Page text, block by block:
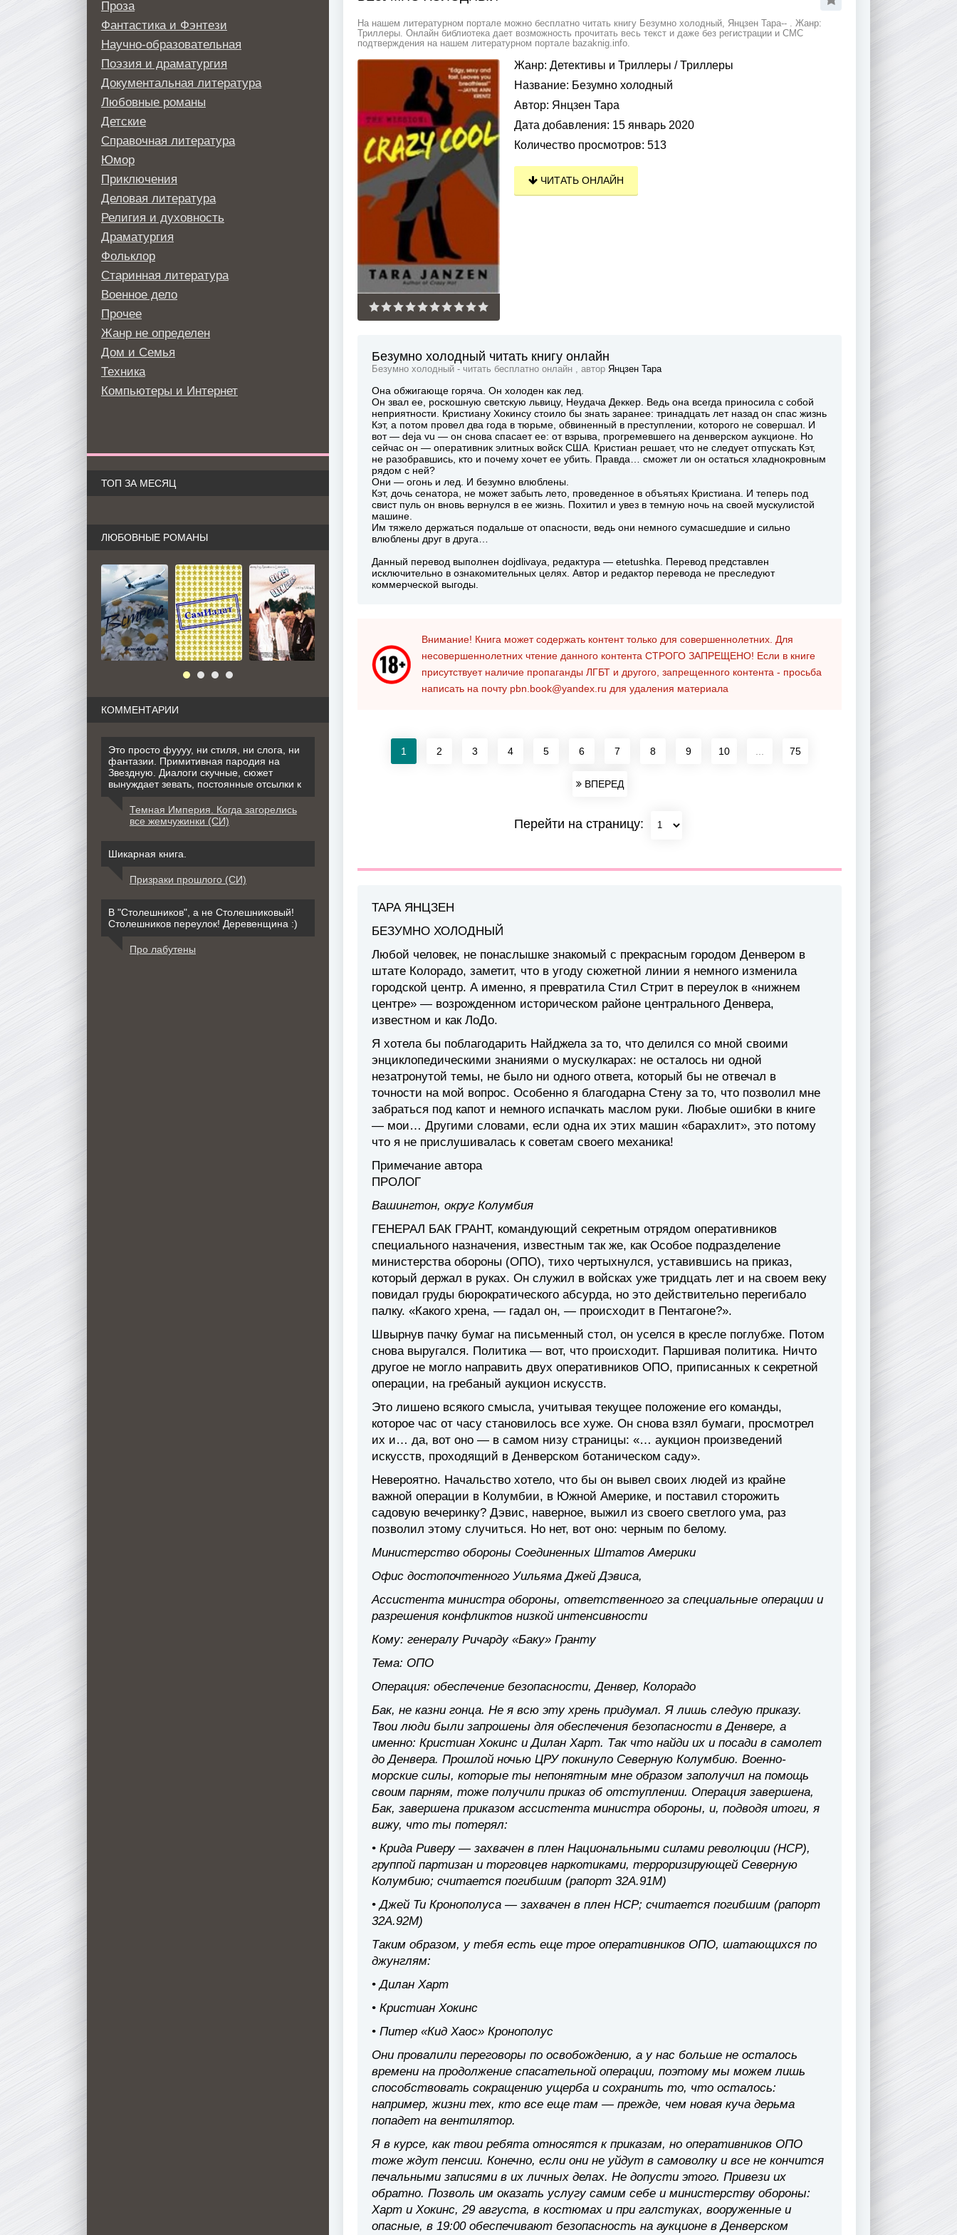
На нашем литературном портале можно бесплатно читать книгу Безумно холодный, Янцзен Тара-- . Жанр:
Триллеры. Онлайн библиотека дает возможность прочитать весь текст и даже без регистрации и СМС
подтверждения на нашем литературном портале bazaknig.info.
Жанр: Детективы и Триллеры /Триллеры
Название: Безумно холодный
Автор: Янцзен Тара
Дата добавления: 15 январь 2020
Количество просмотров: 513
ЧИТАТЬ ОНЛАЙН
Безумно холодный читать книгу онлайн
Безумно холодный - читать бесплатно онлайн , автор Янцзен Тара
Она обжигающе горяча. Он холоден как лед.
Он звал ее, роскошную светскую львицу, Неудача Деккер. Ведь она всегда приносила с собой
неприятности. Кристиану Хокинсу стоило бы знать заранее: тринадцать лет назад он спас жизнь
Кэт, а потом провел два года в тюрьме, обвиненный в преступлении, которого не совершал. И
вот — deja vu — он снова спасает ее: от взрыва, прогремевшего на денверском аукционе. Но
сейчас он — оперативник элитных войск США. Кристиан решает, что не следует отпускать Кэт,
не разобравшись, кто и почему хочет ее убить. Правда… сможет ли он остаться хладнокровным
рядом с ней?
Они — огонь и лед. И безумно влюблены.
Кэт, дочь сенатора, не может забыть лето, проведенное в объятьях Кристиана. И теперь под
свист пуль он вновь вернулся в ее жизнь. Похитил и увез в темную ночь на своей мускулистой
машине.
Им тяжело держаться подальше от опасности, ведь они немного сумасшедшие и сильно
влюблены друг в друга…
Данный перевод выполнен dojdlivaya, редактура — etetushka. Перевод представлен
исключительно в ознакомительных целях. Автор и редактор перевода не преследуют
коммерческой выгоды.
Внимание! Книга может содержать контент только для совершеннолетних. Для
несовершеннолетних чтение данного контента СТРОГО ЗАПРЕЩЕНО! Если в книге
присутствует наличие пропаганды ЛГБТ и другого, запрещенного контента - просьба
написать на почту pbn.book@yandex.ru для удаления материала
1 2 3 4 5 6 7 8 9 10 75
ВПЕРЕД
Перейти на страницу:
ТАРА ЯНЦЗЕН
БЕЗУМНО ХОЛОДНЫЙ
Любой человек, не понаслышке знакомый с прекрасным городом Денвером в
штате Колорадо, заметит, что в угоду сюжетной линии я немного изменила
городской центр. А именно, я превратила Стил Стрит в переулок в «нижнем
центре» — возрожденном историческом районе центрального Денвера,
известном и как ЛоДо.
Я хотела бы поблагодарить Найджела за то, что делился со мной своими
энциклопедическими знаниями о мускулкарах: не осталось ни одной
незатронутой темы, не было ни одного ответа, который бы не отвечал в
точности на мой вопрос. Особенно я благодарна Стену за то, что позволил мне
забраться под капот и немного испачкать маслом руки. Любые ошибки в книге
— мои… Другими словами, если одна их этих машин «барахлит», это потому
что я не прислушивалась к советам своего механика!
Примечание автора
ПРОЛОГ
Вашингтон, округ Колумбия
ГЕНЕРАЛ БАК ГРАНТ, командующий секретным отрядом оперативников
специального назначения, известным так же, как Особое подразделение
министерства обороны (ОПО), тихо чертыхнулся, уставившись на приказ,
который держал в руках. Он служил в войсках уже тридцать лет и на своем веку
повидал груды бюрократического абсурда, но это действительно перегибало
палку. «Какого хрена, — гадал он, — происходит в Пентагоне?».
Швырнув пачку бумаг на письменный стол, он уселся в кресле поглубже. Потом
снова выругался. Политика — вот, что происходит. Паршивая политика. Ничто
другое не могло направить двух оперативников ОПО, приписанных к секретной
операции, на гребаный аукцион искусств.
Это лишено всякого смысла, учитывая текущее положение его команды,
которое час от часу становилось все хуже. Он снова взял бумаги, просмотрел
их и… да, вот оно — в самом низу страницы: «… аукцион произведений
искусств, проходящий в Денверском ботаническом саду».
Невероятно. Начальство хотело, что бы он вывел своих людей из крайне
важной операции в Колумбии, в Южной Америке, и поставил сторожить
садовую вечеринку? Дэвис, наверное, выжил из своего светлого ума, раз
позволил этому случиться. Но нет, вот оно: черным по белому.
Министерство обороны Соединенных Штатов Америки
Офис достопочтенного Уильяма Джей Дэвиса,
Ассистента министра обороны, ответственного за специальные операции и
разрешения конфликтов низкой интенсивности
Кому: генералу Ричарду «Баку» Гранту
Тема: ОПО
Операция: обеспечение безопасности, Денвер, Колорадо
Бак, не казни гонца. Не я всю эту хрень придумал. Я лишь следую приказу.
Твои люди были запрошены для обеспечения безопасности в Денвере, а
именно: Кристиан Хокинс и Дилан Харт. Так что найди их и посади в самолет
до Денвера. Прошлой ночью ЦРУ покинуло Северную Колумбию. Военно-
морские силы, которые ты непонятным мне образом заполучил на помощь
своим парням, тоже получили приказ об отступлении. Операция завершена,
Бак, завершена приказом ассистента министра обороны, и, подводя итоги, я
вижу, что ты потерял:
• Крида Риверу — захвачен в плен Национальными силами революции (НСР),
группой партизан и торговцев наркотиками, терроризирующей Северную
Колумбию; считается погибшим (рапорт 32А.91М)
• Джей Ти Кронополуса — захвачен в плен НСР; считается погибшим (рапорт
32А.92М)
Таким образом, у тебя есть еще трое оперативников ОПО, шатающихся по
джунглям:
• Дилан Харт
• Кристиан Хокинс
• Питер «Кид Хаос» Кронополус
Они провалили переговоры по освобождению, а у нас больше не осталось
времени на продолжение спасательной операции, поэтому мы можем лишь
способствовать сокращению ущерба и сохранить то, что осталось:
например, жизни тех, кто все еще там — прежде, чем новая куча дерьма
попадет на вентилятор.
Я в курсе, как твои ребята относятся к приказам, но оперативников ОПО
тоже ждут пенсии. Конечно, если они не уйдут в самоволку и все не кончится
печальными записями в их личных делах. Не допусти этого. Привези их
обратно. Позволь им оказать услугу самим себе и министерству обороны:
Харт и Хокинс, 29 августа, в костюмах и при галстуках, вооруженные и
опасные, в 19:00 обеспечивают безопасность на аукционе в Денверском
Проза
Фантастика и Фэнтези
Научно-образовательная
Поэзия и драматургия
Документальная литература
Любовные романы
Детские
Справочная литература
Юмор
Приключения
Деловая литература
Религия и духовность
Драматургия
Фольклор
Старинная литература
Военное дело
Прочее
Жанр не определен
Дом и Семья
Техника
Компьютеры и Интернет
ТОП ЗА МЕСЯЦ
ЛЮБОВНЫЕ РОМАНЫ
КОММЕНТАРИИ
Это просто фуууу, ни стиля, ни слога, ни
фантазии. Примитивная пародия на
Звездную. Диалоги скучные, сюжет
вынуждает зевать, постоянные отсылки к
Темная Империя. Когда загорелись
все жемчужинки (СИ)
Шикарная книга.
Призраки прошлого (СИ)
В "Столешников", а не Столешниковый!
Столешников переулок! Деревенщина :)
Про лабутены